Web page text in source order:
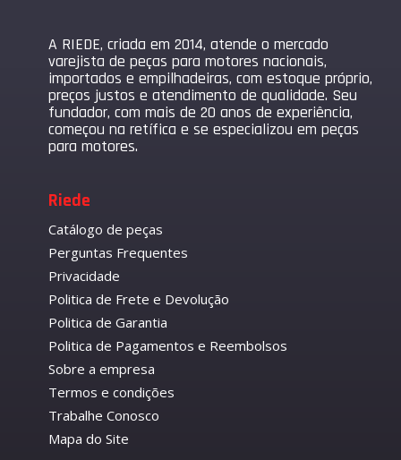
A RIEDE, criada em 2014, atende o mercado
varejista de peças para motores nacionais,
importados e empilhadeiras, com estoque próprio,
preços justos e atendimento de qualidade. Seu
fundador, com mais de 20 anos de experiência,
começou na retífica e se especializou em peças
para motores.
Riede
Catálogo de peças
Perguntas Frequentes
Privacidade
Politica de Frete e Devolução
Politica de Garantia
Politica de Pagamentos e Reembolsos
Sobre a empresa
Termos e condições
Trabalhe Conosco
Mapa do Site